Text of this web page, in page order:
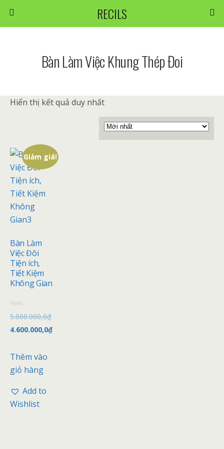
RECILS
Bàn Làm Việc Khung Thép Đoi
Hiển thị kết quả duy nhất
Giảm giá!
Bàn Làm
Việc Đôi
Tiện ích,
Tiết Kiệm
Không Gian
Đ
ư
ợ
c
p
h
n
5
a
5.000.000,0₫
4.600.000,0₫
Thêm vào
giỏ hàng
Add to
Wishlist